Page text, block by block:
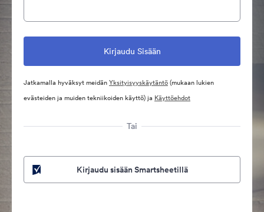
Jatkamalla hyväksyt meidänYksityisyyskäytäntö(mukaan lukien
evästeiden ja muiden tekniikoiden käyttö) ja Käyttöehdot
Tai
Kirjaudu sisään Smartsheetillä